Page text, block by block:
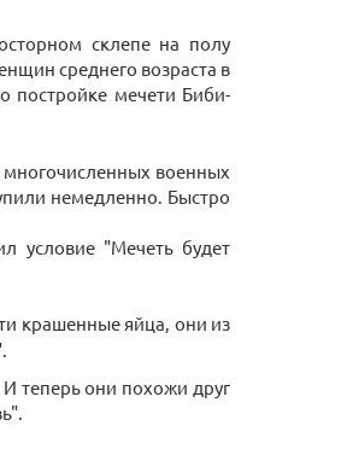
склепе на полу
среднего возраста в
постройке мечети Биби-
многочисленных военных
немедленно. Быстро
условие "Мечеть будет
крашенные яйца, они из
теперь они похожи друг